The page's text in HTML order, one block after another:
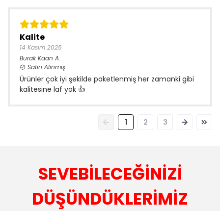
Kalite
14 Kasım 2025
Burak Kaan A.
Satın Alınmış
Ürünler çok iyi şekilde paketlenmiş her zamanki gibi
kalitesine laf yok 👍
1 2 3
SEVEBİLECEĞİNİZİ
DÜŞÜNDÜKLERİMİZ